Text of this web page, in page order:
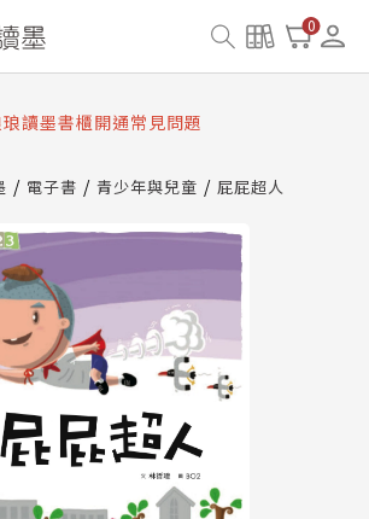
0
Readmoo 讀墨系統維護中，本站同步暫
務
讀墨數位閱讀資產合併與書櫃開通申請
琅讀墨書櫃開通常見問題
Readmoo 讀墨系統維護中，本站同步暫
服務
電子書 青少年與兒童 屁屁超人